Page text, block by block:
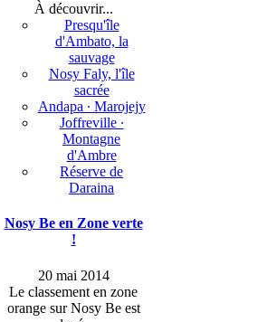
À découvrir...
Presqu'île
d'Ambato, la
sauvage
Nosy Faly, l'île
sacrée
Andapa ∙ Marojejy
Joffreville ∙
Montagne
d'Ambre
Réserve de
Daraina
Nosy Be en Zone verte
!
20 mai 2014
Le classement en zone
orange sur Nosy Be est